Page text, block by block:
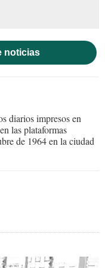
noticias
diarios impresos en
las plataformas
de 1964 en la ciudad